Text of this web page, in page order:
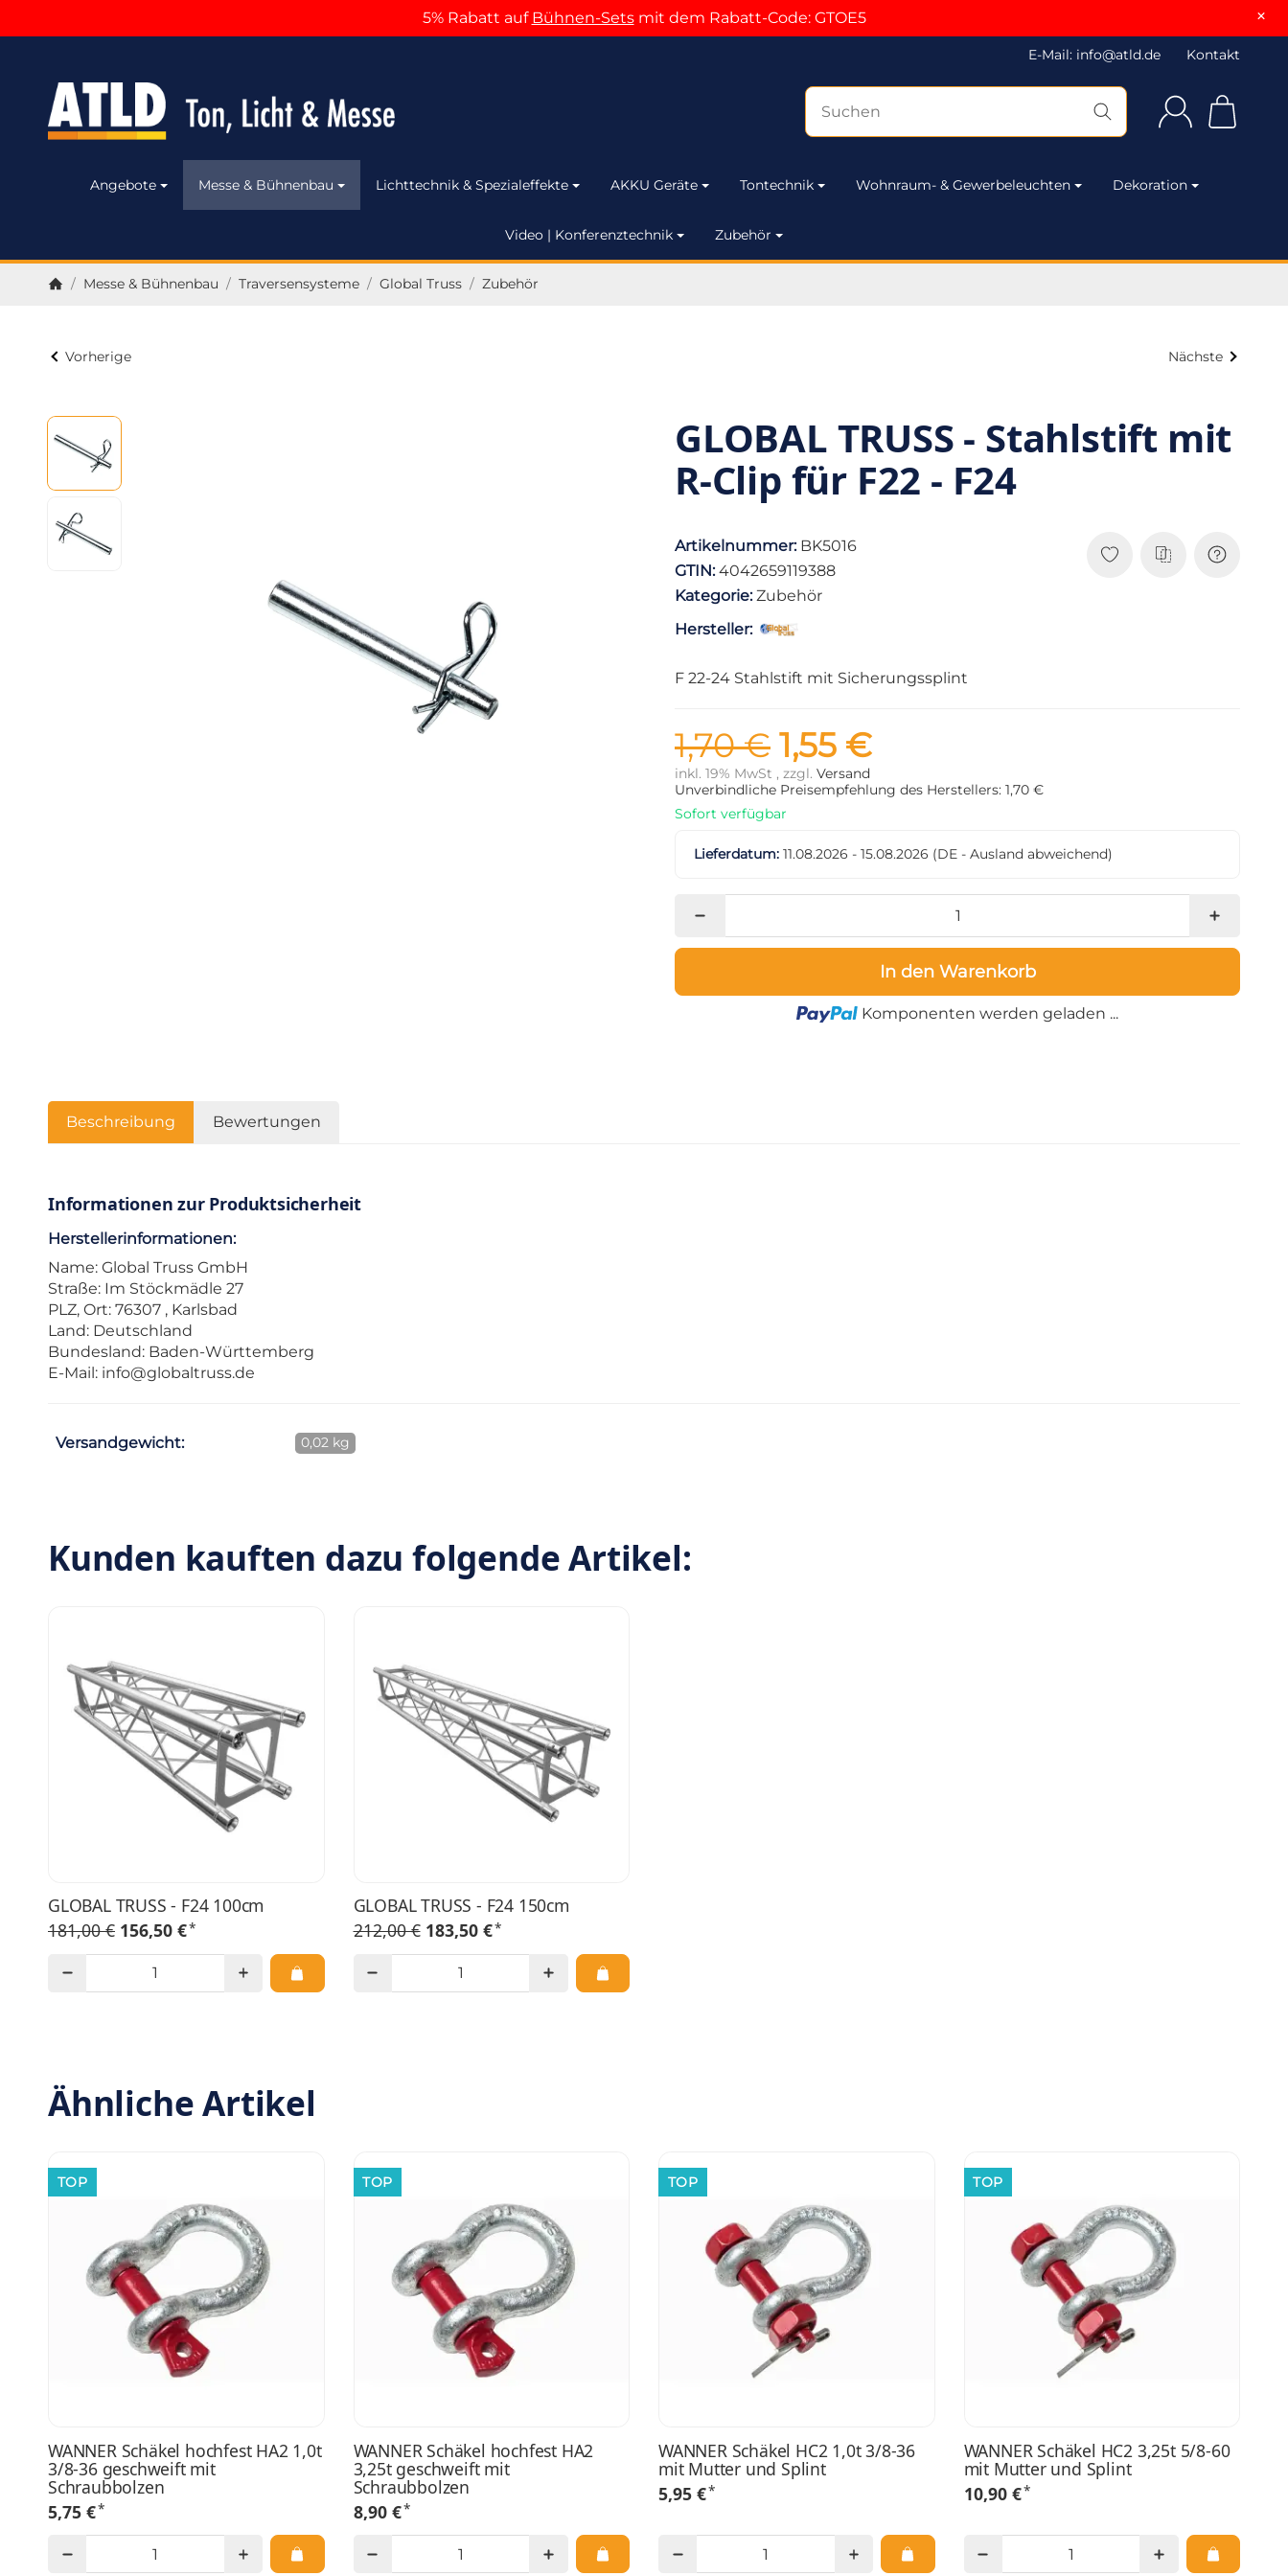
5% Rabatt auf Bühnen-Setsmit dem Rabatt-Code: GTOE5 ×
E-Mail: info@atld.de Kontakt
Angebote Messe & Bühnenbau Lichttechnik & Spezialeffekte AKKU Geräte Tontechnik Wohnraum- & Gewerbeleuchten Dekoration
Video | Konferenztechnik Zubehör
/ Messe & Bühnenbau / Traversensysteme / Global Truss / Zubehör
Vorherige Nächste
GLOBAL TRUSS - Stahlstift mit
R-Clip für F22 - F24
Artikelnummer: BK5016
GTIN:4042659119388
Kategorie:Zubehör
Hersteller:
F 22-24 Stahlstift mit Sicherungssplint
1,70 € 1,55 €
inkl. 19% MwSt , zzgl. Versand
Unverbindliche Preisempfehlung des Herstellers: 1,70 €
Sofort verfügbar
Lieferdatum: 11.08.2026 - 15.08.2026 (DE - Ausland abweichend)
In den Warenkorb
Loading...
Komponenten werden geladen ...
Beschreibung Bewertungen
Informationen zur Produktsicherheit
Herstellerinformationen:
Name: Global Truss GmbH
Straße: Im Stöckmädle 27
PLZ, Ort: 76307 , Karlsbad
Land: Deutschland
Bundesland: Baden-Württemberg
E-Mail: info@globaltruss.de
Versandgewicht: 0,02 kg
Kunden kauften dazu folgende Artikel:
GLOBAL TRUSS - F24 100cm
181,00 € 156,50 €*
GLOBAL TRUSS - F24 150cm
212,00 € 183,50 €*
Ähnliche Artikel
TOP
WANNER Schäkel hochfest HA2 1,0t
3/8-36 geschweift mit
Schraubbolzen
5,75 €*
TOP
WANNER Schäkel hochfest HA2
3,25t geschweift mit
Schraubbolzen
8,90 €*
TOP
WANNER Schäkel HC2 1,0t 3/8-36
mit Mutter und Splint
5,95 €*
TOP
WANNER Schäkel HC2 3,25t 5/8-60
mit Mutter und Splint
10,90 €*